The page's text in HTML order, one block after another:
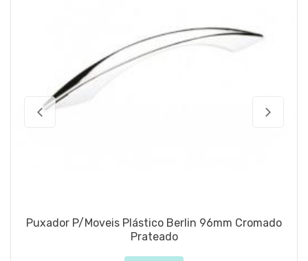
Puxador P/Moveis Plástico Berlin 96mm Cromado
Prateado